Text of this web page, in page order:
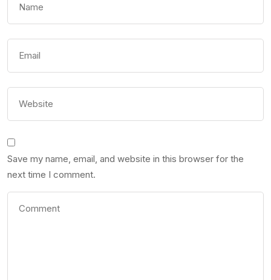
Save my name, email, and website in this browser for the
next time I comment.